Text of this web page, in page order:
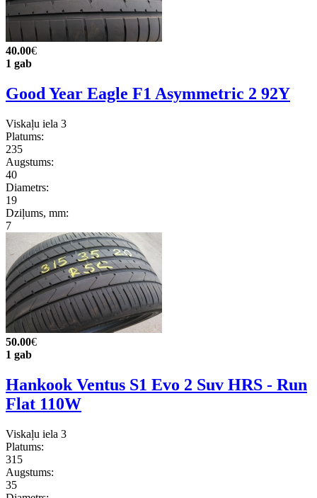
40.00€
1 gab
Good Year Eagle F1 Asymmetric 2 92Y
Viskaļu iela 3
Platums:
235
Augstums:
40
Diametrs:
19
Dziļums, mm:
7
50.00€
1 gab
Hankook Ventus S1 Evo 2 Suv HRS - Run
Flat 110W
Viskaļu iela 3
Platums:
315
Augstums:
35